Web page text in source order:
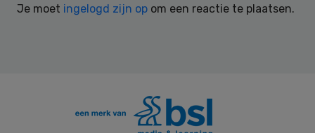
Je moet ingelogd zijn op om een reactie te plaatsen.